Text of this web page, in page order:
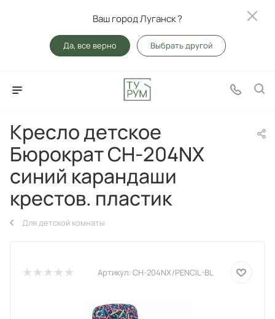
Ваш город Луганск ?
Да, все верно Выбрать другой
Кресло детское
Бюрократ CH-204NX
синий карандаши
крестов. пластик
Для детской комнаты
Артикул: CH-204NX/PENCIL-BL